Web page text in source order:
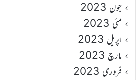
جون 2023
مئی 2023
اپریل 2023
مارچ 2023
فروری 2023